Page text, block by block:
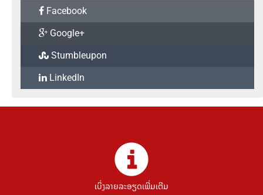
Facebook
Google+
Stumbleupon
LinkedIn
ເບິ່ງລາຍລະອຽດເພີ່ມເຕີມ